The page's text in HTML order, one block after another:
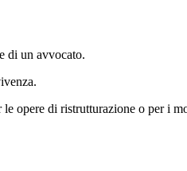
di un avvocato.
opere di ristrutturazione o per i